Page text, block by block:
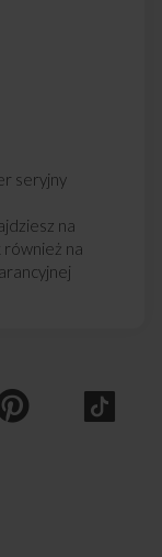
seryjny
na
również na